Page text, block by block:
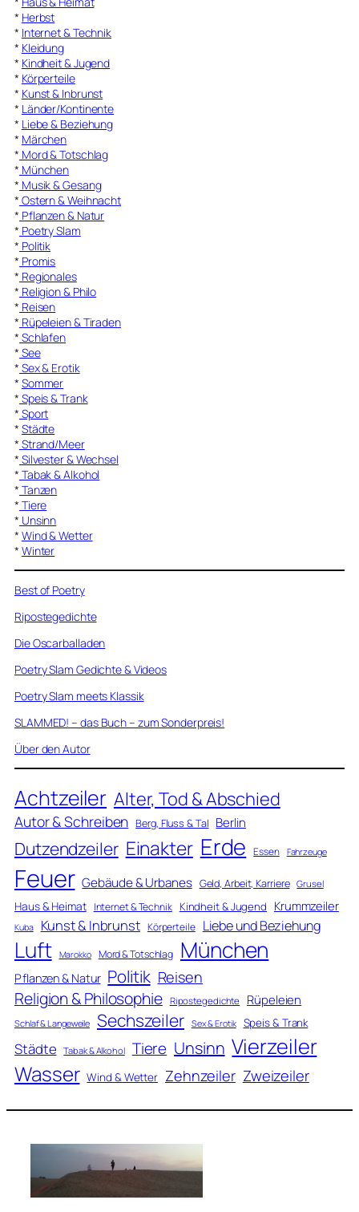
* Herbst
* Internet & Technik
* Kleidung
* Kindheit & Jugend
* Körperteile
* Kunst & Inbrunst
* Länder/Kontinente
* Liebe & Beziehung
* Märchen
* Mord & Totschlag
* München
* Musik & Gesang
* Ostern & Weihnacht
* Pflanzen & Natur
* Poetry Slam
* Politik
* Promis
* Regionales
* Religion & Philo
* Reisen
* Rüpeleien & Tiraden
* Schlafen
* See
* Sex & Erotik
* Sommer
* Speis & Trank
* Sport
* Städte
* Strand/Meer
* Silvester & Wechsel
* Tabak & Alkohol
* Tanzen
* Tiere
* Unsinn
* Wind & Wetter
* Winter
Best of Poetry
Ripostegedichte
Die Oscarballaden
Poetry Slam Gedichte & Videos
Poetry Slam meets Klassik
SLAMMED! – das Buch – zum Sonderpreis!
Über den Autor
Achtzeiler Alter, Tod & Abschied
Autor & Schreiben Berg, Fluss & Tal Berlin
Dutzendzeiler Einakter Erde Essen Fahrzeuge
Feuer Gebäude & Urbanes Geld, Arbeit, Karriere Grusel
Haus & Heimat Internet & Technik Kindheit & Jugend Krummzeiler
Kuba Kunst & Inbrunst Körperteile Liebe und Beziehung
Luft Marokko Mord & Totschlag München
Pflanzen & Natur Politik Reisen
Religion & Philosophie Ripostegedichte Rüpeleien
Schlaf & Langeweile Sechszeiler Sex & Erotik Speis & Trank
Städte Tabak & Alkohol Tiere Unsinn Vierzeiler
Wasser Wind & Wetter Zehnzeiler Zweizeiler